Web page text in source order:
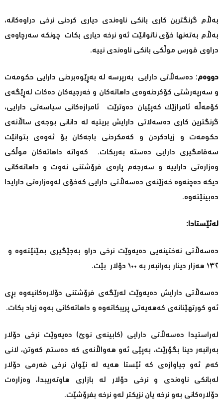
بەڵام گرنگترین کاری بانکی ناوەندی دیاری کردنی نرخی دراوەکانە،
بەڵام بەتەنها خۆی ناتوانێت ئەو نرخە دیاری بکات چونکە سەرچاوەی
دراوی قورس موڵکی بانکی ناوەندی نییە.
دووەم: دەسەڵاتی دارایی بەرپرسە لە بەڕێوەبردنی دارایی حکومەت
و سەرپەرشتی کۆکردنەوەی داهاتەکان و خەرجیەکان دەکات لەڕێگەی
کۆمەڵە ئامرازێک کەپێیان دەوترێت ئامرازەکانی سیاسەتی دارایی،
گرنگترین کاری دەسەلاتی دارایش بریتیە لە دانانی بوجەی ساڵانەی
حکومەت و زیادکردن و کەمکردنی باجەکان بۆ ئەوەی بتوانێت
سەقامگیری دارایی دەستە بەربکات. کەواتە داهاتەکان موڵکی
وەزارەتی داراییە و سەرجەم پارەی فرۆشتنی نەوت و داهاتەکانی
دیکە دەچنەوە خەزێنەی دەسەڵاتی دارایی کەخۆی لەوەزارەتی دارایدا
دەبینێتەوە.
لەئێستادا:
دەسەڵاتی نەختینەیی دەیەوێت نرخی دراو بەجێگیری بمێنێتەوە و
١٣٢ هەزار دینار بەرانبەر بە ١٠٠ دۆلار بێت.
دەسەڵاتی دارایش دەیەوێت لەرێگەی فرۆشتنی دۆلارەکانیەوە بڕی
ئەو کورتهێنانەی کەهەیەتی پریبکاتەوە و داهاتەکانی بەوە زیاد بکات.
لەراستیدا دەسەڵاتی دارایی (کابینەی نوێ) دەیەوێت نرخی دۆلار
بەرانبەر دینا بگۆرێت، بەپێی ئەو هەواڵانەی کە دەستم کەوتن، لانی
کەم ئەو جیاوازەی کە ئێستا هەیە لە نێوان نرخی فەرمی دۆلار
لەبانکی ناوەندی و نرخی دۆلار لە بازاری هاوتەریبدا، وەزارەت
دۆلارەکانی بەو نرخە یان نزیکتر لەو نرخە بفرۆشێت.